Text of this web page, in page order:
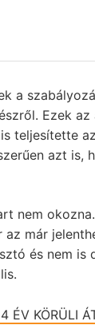
a
Ezek
teljesítette
azt is,
nem
már
és nem
KÖRÜLI